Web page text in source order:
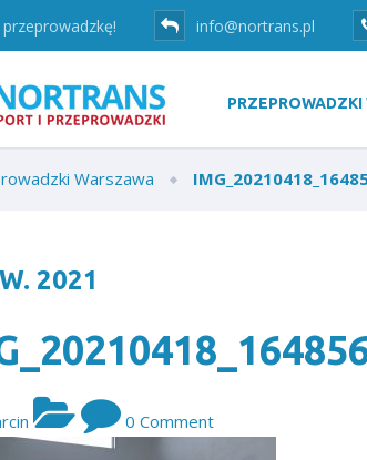
info@nortrans.pl
PRZEPROWADZKI
Warszawa
2021
0 Comment